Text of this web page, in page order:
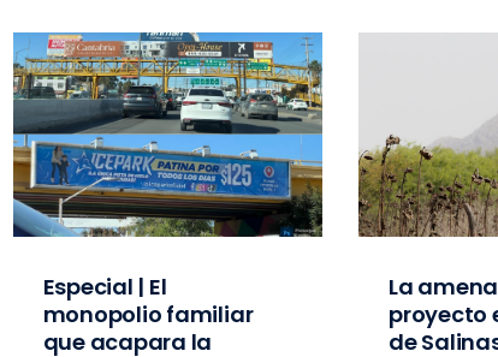
Especial | El
monopolio familiar
que acapara la
La
proyecto
de